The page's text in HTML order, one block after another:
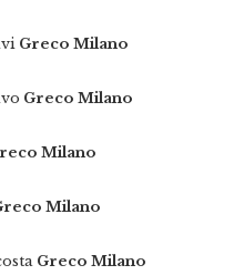
Greco Milano
Greco Milano
Milano
Milano
Greco Milano